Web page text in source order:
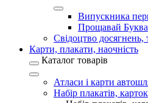
Випускника
Прощавай
Свідоцтво досягнень,
Карти, плакати, наочність
Каталог товарів
Атласи і карти
Набір плакатів, карток